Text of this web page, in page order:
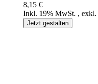
8,15 €
Inkl. 19% MwSt. , exkl.
Jetzt gestalten